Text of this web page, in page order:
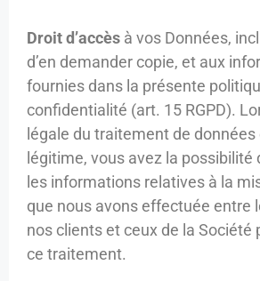
Droit d’accès à vos Données,
d’en demander copie, et aux
fournies dans la présente
confidentialité (art. 15 RGPD).
légale du traitement de
légitime, vous avez la possibilité
les informations relatives à la
que nous avons effectuée entre
nos clients et ceux de la Société
ce traitement.